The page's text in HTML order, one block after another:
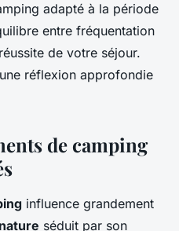
adapté à la période
entre fréquentation
de votre séjour.
réflexion approfondie
de camping
influence grandement
séduit par son